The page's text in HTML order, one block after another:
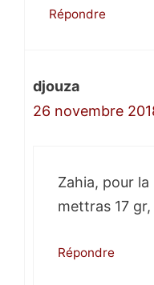
Répondre
djouza
26 novembre
Zahia, pour
mettras 17
Répondre